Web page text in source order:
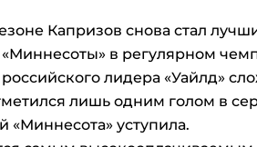
Капризов снова стал
в регулярном
лидера «Уайлд»
лишь одним голом в
«Миннесота» уступила.